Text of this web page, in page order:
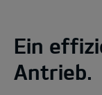
Ein
Antrieb.